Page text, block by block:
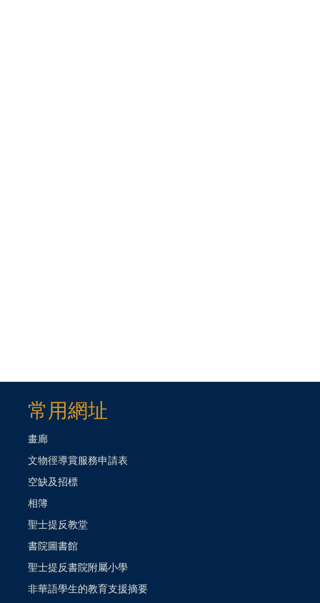
常用網址
畫廊
文物徑導賞服務申請表
空缺及招標
相簿
聖士提反教堂
書院圖書館
聖士提反書院附屬小學
非華語學生的教育支援摘要